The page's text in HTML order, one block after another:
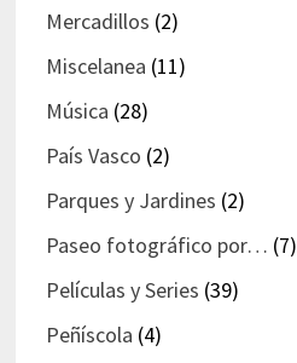
Mercadillos (2)
Miscelanea (11)
Música (28)
País Vasco (2)
Parques y Jardines (2)
Paseo fotográfico por… (7)
Películas y Series (39)
Peñíscola (4)